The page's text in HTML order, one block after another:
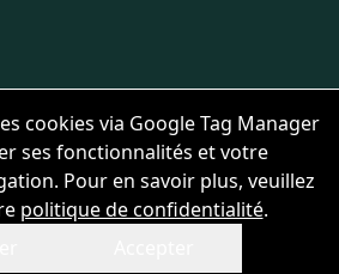
cookies via Google Tag Manager
ses fonctionnalités et votre
Pour en savoir plus, veuillez
politique de confidentialité.